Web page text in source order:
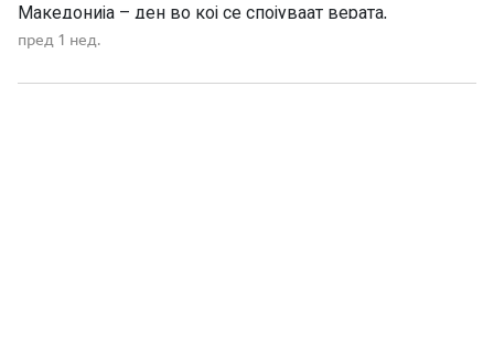
Македонија – ден во кој се спојуваат верата,
историјата, борбата за слобода и љубовта кон
Свети Илија како силен заштитник и небесен чувар. Во
пред 1 нед.